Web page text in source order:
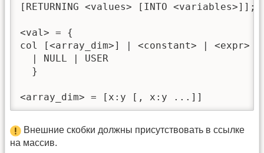
[RETURNING <values> [INTO <variables>]];
<val> = {
col [<array_dim>] | <constant> | <expr> |
  | NULL | USER
  }
<array_dim> = [x:y [, x:y ...]]
Внешние скобки должны присутствовать в ссылке
на массив.